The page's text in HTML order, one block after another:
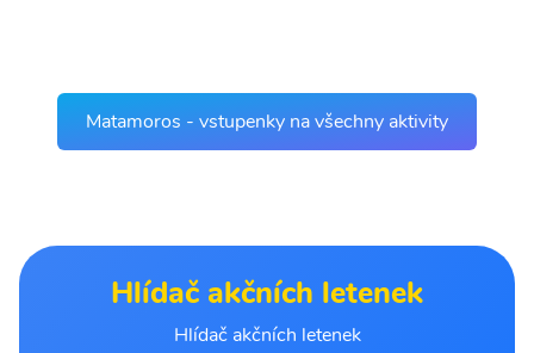
Matamoros - vstupenky na všechny aktivity
Hlídač akčních letenek
Hlídač akčních letenek